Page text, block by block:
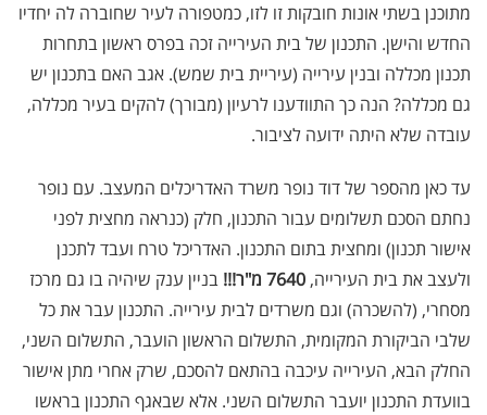
מתוכנן בשתי אונות חובקות זו לזו, כמטפורה לעיר שחוברה לה יחדיו
החדש והישן. התכנון של בית העירייה זכה בפרס ראשון בתחרות
תכנון מכללה ובנין עירייה (עיריית בית שמש). אגב האם בתכנון יש
גם מכללה? הנה כך התוודענו לרעיון (מבורך) להקים בעיר מכללה,
עובדה שלא היתה ידועה לציבור.
עד כאן מהספר של דוד נופר משרד האדריכלים המעצב. עם נופר
נחתם הסכם תשלומים עבור התכנון, חלק (כנראה מחצית לפני
אישור תכנון) ומחצית בתום התכנון. האדריכל טרח ועבד לתכנן
ולעצב את בית העירייה, 7640 מ"ר!!!
בניין ענק שיהיה בו גם מרכז
מסחרי, (להשכרה) וגם משרדים לבית עירייה. התכנון עבר את כל
שלבי הביקורת המקומית, התשלום הראשון הועבר, התשלום השני,
החלק הבא, העירייה עיכבה בהתאם להסכם, שרק אחרי מתן אישור
בוועדת התכנון יועבר התשלום השני. אלא שבאגף התכנון בראשו